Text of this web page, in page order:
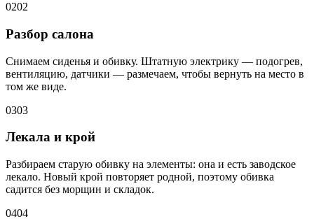
0202
Разбор салона
Снимаем сиденья и обивку. Штатную электрику — подогрев,
вентиляцию, датчики — размечаем, чтобы вернуть на место в
том же виде.
0303
Лекала и крой
Разбираем старую обивку на элементы: она и есть заводское
лекало. Новый крой повторяет родной, поэтому обивка
садится без морщин и складок.
0404